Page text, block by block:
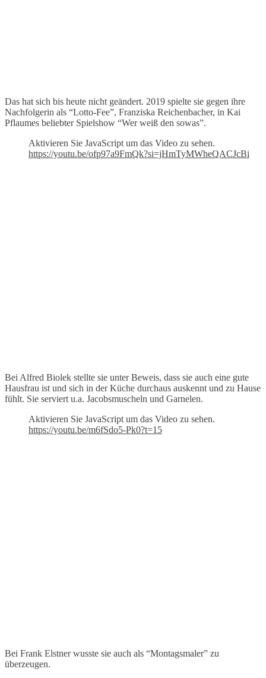
Das hat sich bis heute nicht geändert. 2019 spielte sie gegen ihre
Nachfolgerin als “Lotto-Fee”, Franziska Reichenbacher, in Kai
Pflaumes beliebter Spielshow “Wer weiß den sowas”.
Aktivieren Sie JavaScript um das Video zu sehen.
https://youtu.be/ofp97a9FmQk?si=jHmTyMWheQACJcBi
Bei Alfred Biolek stellte sie unter Beweis, dass sie auch eine gute
Hausfrau ist und sich in der Küche durchaus auskennt und zu Hause
fühlt. Sie serviert u.a. Jacobsmuscheln und Garnelen.
Aktivieren Sie JavaScript um das Video zu sehen.
https://youtu.be/m6fSdo5-Pk0?t=15
Bei Frank Elstner wusste sie auch als “Montagsmaler” zu
überzeugen.